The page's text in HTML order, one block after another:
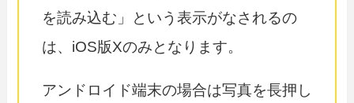
を読み込む」という表示がなされるの
は、iOS版Xのみとなります。
アンドロイド端末の場合は写真を長押し